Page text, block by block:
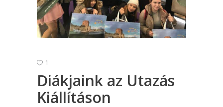
1
Diákjaink az Utazás
Kiállításon